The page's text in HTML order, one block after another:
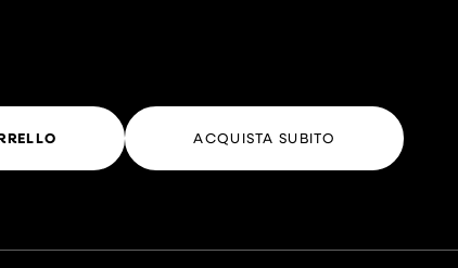
ACQUISTA SUBITO